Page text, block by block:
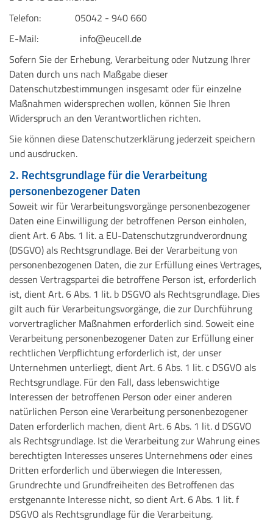
Telefon: 05042 - 940 660
E-Mail: info@eucell.de
Sofern Sie der Erhebung, Verarbeitung oder Nutzung Ihrer
Daten durch uns nach Maßgabe dieser
Datenschutzbestimmungen insgesamt oder für einzelne
Maßnahmen widersprechen wollen, können Sie Ihren
Widerspruch an den Verantwortlichen richten.
Sie können diese Datenschutzerklärung jederzeit speichern
und ausdrucken.
2. Rechtsgrundlage für die Verarbeitung
personenbezogener Daten
Soweit wir für Verarbeitungsvorgänge personenbezogener
Daten eine Einwilligung der betroffenen Person einholen,
dient Art. 6 Abs. 1 lit. a EU-Datenschutzgrundverordnung
(DSGVO) als Rechtsgrundlage. Bei der Verarbeitung von
personenbezogenen Daten, die zur Erfüllung eines Vertrages,
dessen Vertragspartei die betroffene Person ist, erforderlich
ist, dient Art. 6 Abs. 1 lit. b DSGVO als Rechtsgrundlage. Dies
gilt auch für Verarbeitungsvorgänge, die zur Durchführung
vorvertraglicher Maßnahmen erforderlich sind. Soweit eine
Verarbeitung personenbezogener Daten zur Erfüllung einer
rechtlichen Verpflichtung erforderlich ist, der unser
Unternehmen unterliegt, dient Art. 6 Abs. 1 lit. c DSGVO als
Rechtsgrundlage. Für den Fall, dass lebenswichtige
Interessen der betroffenen Person oder einer anderen
natürlichen Person eine Verarbeitung personenbezogener
Daten erforderlich machen, dient Art. 6 Abs. 1 lit. d DSGVO
als Rechtsgrundlage. Ist die Verarbeitung zur Wahrung eines
berechtigten Interesses unseres Unternehmens oder eines
Dritten erforderlich und überwiegen die Interessen,
Grundrechte und Grundfreiheiten des Betroffenen das
erstgenannte Interesse nicht, so dient Art. 6 Abs. 1 lit. f
DSGVO als Rechtsgrundlage für die Verarbeitung.